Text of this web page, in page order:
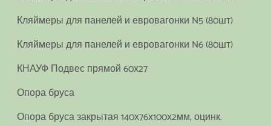
Кляймеры для панелей и евровагонки N5 (80шт)
Кляймеры для панелей и евровагонки N6 (80шт)
КНАУФ Подвес прямой 60х27
Опора бруса
Опора бруса закрытая 140х76х100х2мм, оцинк.